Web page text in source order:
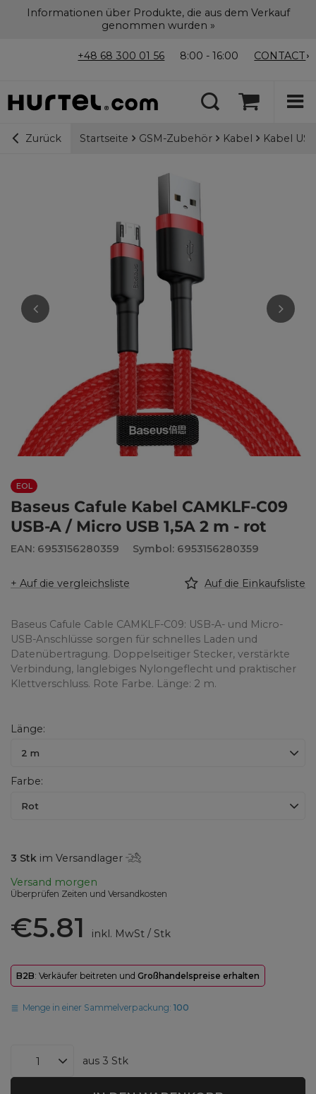
Informationen über Produkte, die aus dem Verkauf
genommen wurden »
+48 68 300 01 56 8:00 - 16:00 CONTACT
Zurück Startseite GSM-Zubehör Kabel Kabel
EOL
Baseus Cafule Kabel CAMKLF-C09
USB-A / Micro USB 1,5A 2 m - rot
EAN: 6953156280359 Symbol: 6953156280359
+ Auf die vergleichsliste Auf die Einkaufsliste
Baseus Cafule Cable CAMKLF-C09: USB-A- und Micro-
USB-Anschlüsse sorgen für schnelles Laden und
Datenübertragung. Doppelseitiger Stecker, verstärkte
Verbindung, langlebiges Nylongeflecht und praktischer
Klettverschluss. Rote Farbe. Länge: 2 m.
Länge
2 m
Farbe
Rot
3 Stk im Versandlager
Versand morgen
Überprüfen Zeiten und Versandkosten
€5.81 inkl. MwSt/ Stk
B2B: Verkäufer beitreten und Großhandelspreise erhalten
Menge in einer Sammelverpackung:100
aus 3 Stk